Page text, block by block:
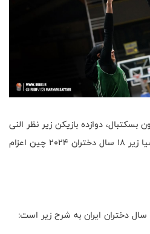
دوازده بازیکن زیر نظر النی
کاپوچیانی به مسابقات کاپ آسیا زیر ۱۸ سال دختران ۲۰۲۴ چین اعزام